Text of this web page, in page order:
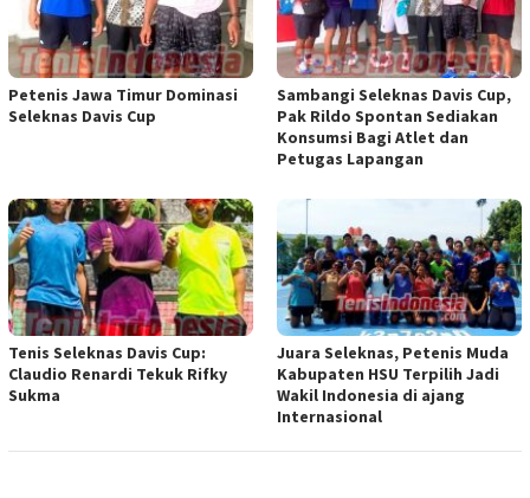
Petenis Jawa Timur Dominasi
Seleknas Davis Cup
Sambangi Seleknas Davis Cup,
Pak Rildo Spontan Sediakan
Konsumsi Bagi Atlet dan
Petugas Lapangan
Tenis Seleknas Davis Cup:
Claudio Renardi Tekuk Rifky
Sukma
Juara Seleknas, Petenis Muda
Kabupaten HSU Terpilih Jadi
Wakil Indonesia di ajang
Internasional